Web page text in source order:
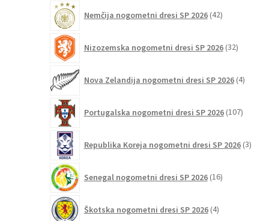
Nemčija nogometni dresi SP 2026 42izdelkov
Nizozemska nogometni dresi SP 2026 32izdelkov
Nova Zelandija nogometni dresi SP 2026 4izdelki
Portugalska nogometni dresi SP 2026 107
Republika Koreja nogometni dresi SP 2026 3
Senegal nogometni dresi SP 2026 16izdelkov
Škotska nogometni dresi SP 2026 4izdelki